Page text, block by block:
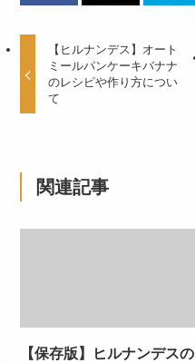
【ヒルナンデス】オート
ミールパンケーキバナナ
のレシピや作り方につい
て
関連記事
【保存版】ヒルナンデスの